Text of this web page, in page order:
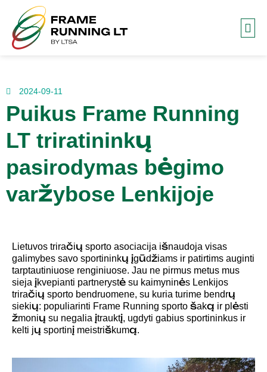
2024-09-11
Puikus Frame Running
LT triratininkų
pasirodymas bėgimo
varžybose Lenkijoje
Lietuvos triračių sporto asociacija išnaudoja visas
galimybes savo sportininkų įgūdžiams ir patirtims auginti
tarptautiniuose renginiuose. Jau ne pirmus metus mus
sieja įkvepianti partnerystė su kaimyninės Lenkijos
triračių sporto bendruomene, su kuria turime bendrų
siekių: populiarinti Frame Running sporto šaką ir plėsti
žmonių su negalia įtrauktį, ugdyti gabius sportininkus ir
kelti jų sportinį meistriškumą.